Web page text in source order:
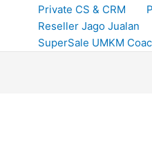
Private CS & CRM
Reseller Jago Jualan
SuperSale UMKM